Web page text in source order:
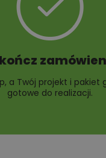
a Twój projekt i pakiet
gotowe do realizacji.